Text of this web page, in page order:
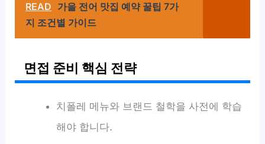
READ 가을 전어 맛집 예약 꿀팁 7가
지 조건별 가이드
면접 준비 핵심 전략
치폴레 메뉴와 브랜드 철학을 사전에 학습
해야 합니다.